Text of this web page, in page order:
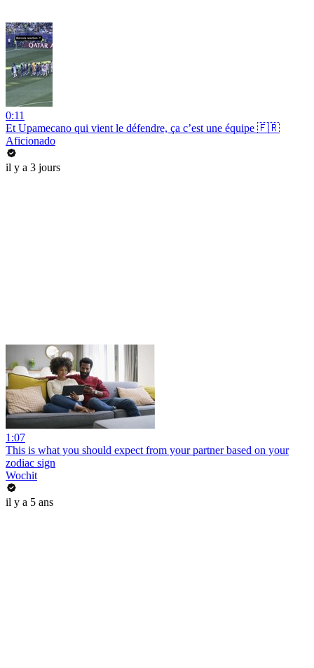
0:11
Et Upamecano qui vient le défendre, ça c’est une équipe 🇫🇷
Aficionado
il y a 3 jours
1:07
This is what you should expect from your partner based on your
zodiac sign
Wochit
il y a 5 ans